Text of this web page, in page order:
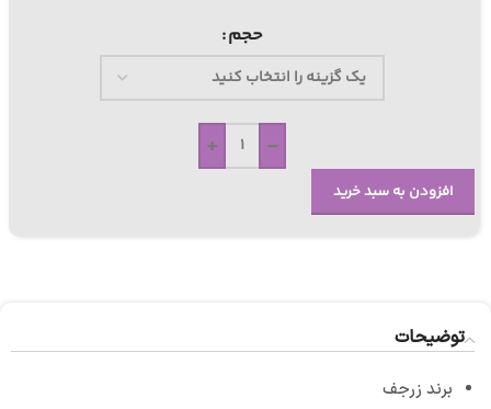
حجم
-
+
افزودن به سبد خرید
توضیحات
برند زرجف